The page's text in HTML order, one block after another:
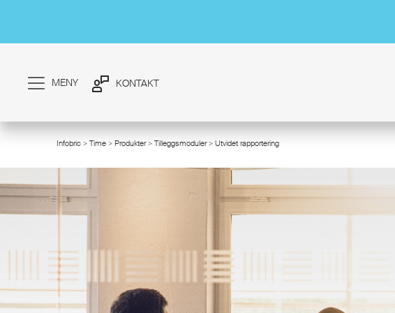
MENY KONTAKT
Infobric> Time> Produkter> Tilleggsmoduler> Utvidet rapportering/